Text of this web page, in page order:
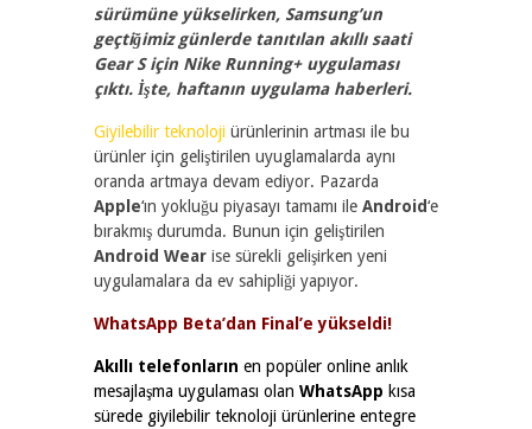
sürümüne yükselirken, Samsung’un
geçtiğimiz günlerde tanıtılan akıllı saati
Gear S için Nike Running+ uygulaması
çıktı. İşte, haftanın uygulama haberleri.
Giyilebilir teknoloji ürünlerinin artması ile bu
ürünler için geliştirilen uyuglamalarda aynı
oranda artmaya devam ediyor. Pazarda
Apple‘ın yokluğu piyasayı tamamı ile Android‘e
bırakmış durumda. Bunun için geliştirilen
Android Wear ise sürekli gelişirken yeni
uygulamalara da ev sahipliği yapıyor.
WhatsApp Beta’dan Final’e yükseldi!
Akıllı telefonların en popüler online anlık
mesajlaşma uygulaması olan WhatsApp kısa
sürede giyilebilir teknoloji ürünlerine entegre